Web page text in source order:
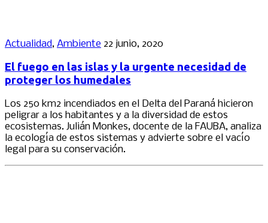
Actualidad, Ambiente 22 junio, 2020
El fuego en las islas y la urgente necesidad de
proteger los humedales
Los 250 km2 incendiados en el Delta del Paraná hicieron
peligrar a los habitantes y a la diversidad de estos
ecosistemas. Julián Monkes, docente de la FAUBA, analiza
la ecología de estos sistemas y advierte sobre el vacío
legal para su conservación.